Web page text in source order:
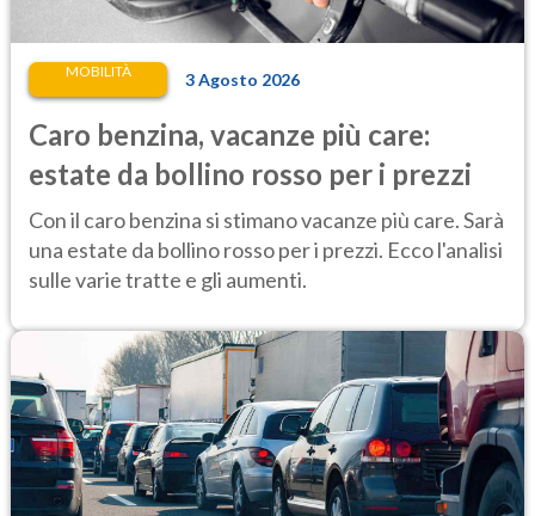
MOBILITÀ 3 Agosto 2026
Caro benzina, vacanze più care:
estate da bollino rosso per i prezzi
Con il caro benzina si stimano vacanze più care. Sarà
una estate da bollino rosso per i prezzi. Ecco l'analisi
sulle varie tratte e gli aumenti.